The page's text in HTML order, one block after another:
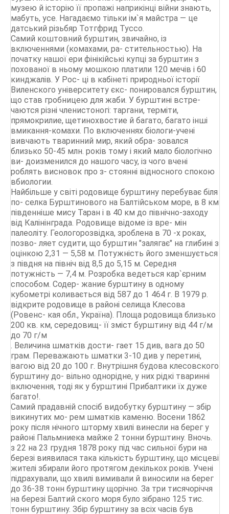
музею й історію її пропажі наприкінці війни знають,
мабуть, усе. Нагадаємо тільки ім`я майстра — це
датський різьбяр Тотгфрид Туссо.
Самий коштовний бурштин, звичайно, із
включеннями (комахами, ра- стительностью). На
початку нашої ери фінікійські купці за бурштин з
похованої в ньому мошкою платили 120 мечів і 60
кинджалів. У Рос- ці в кабінеті природньої історії
Виленского університету єкс- понировался бурштин,
що став гробницею для жаби. У бурштині встре-
чаются різні членистоногі: таргани, терміти,
прямокрилие, щетинохвостие й багато, багато інші
вмикання-комахи. По включеннях біологи-учені
вивчають тваринний мир, який обра- зовался
близько 50-45 млн. років тому і який мало біологічно
ви- доизменился до нашого часу, із чого вчені
роблять висновок про з- стоянні відносного спокою
вбиологии.
Найбільше у світі родовище бурштину перебуває біля
по- селка Бурштинового на Балтійськом море, в 8 км
південніше мису Таран і в 40 км до північно-заходу
від Калінінграда. Родовище відоме із вре- мін
палеоліту. Геологорозвідка, зроблена в 70 -х роках,
позво- ляет судити, що бурштин "залягає" на глибині з
оцінкою 2,31 — 5,58 м. Потужність його зменшується
з півдня на північ від 8,5 до 5,15 м. Середня
потужність — 7,4 м. Розробка ведеться кар`єрним
способом. Содер- жание бурштину в одному
кубометрі коливається від 587 до 1 464 г. В 1979 р.
відкрите родовище в районі селища Клесова
(Ровенс- кая обл., Україна). Площа родовища близько
200 кв. км, середовищ- її зміст бурштину від 44 г/м
до 70 г/м
. Величина шматків дости- гает 15 див, вага до 50
грам. Переважають шматки 3-10 див у перетині,
вагою від 20 до 100 г. Внутрішня будова клесовского
бурштину до- вільно однорідне, у них рідкі тваринні
включення, тоді як у бурштині Прибалтики їх дуже
багато!.
Самий прадавній спосіб видобутку бурштину — збір
викинутих мо- рем шматків каменю. Восени 1862
року після нічного шторму хвилі винесли на берег у
районі Пальмниека майже 2 тонни бурштину. Вночь.
з 22 на 23 грудня 1878 року під час сильної бури на
березі виявилася така кількість бурштину, що місцеві
жителі збирали його протягом декількох років. Учені
підрахували, що хвилі вимивали й виносили на берег
до 36-38 тонн бурштину щорічно. За три тисячоріччя
на березі Балтий ского моря було зібрано 125 тис.
тонн бурштину. Збір бурштину за всіх часів був